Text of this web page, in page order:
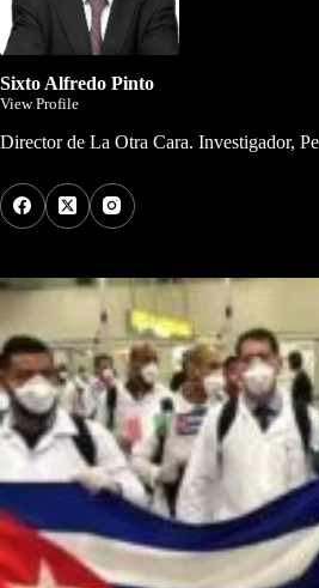
Sixto Alfredo Pinto
View Profile
Director de La Otra Cara. Investigador,